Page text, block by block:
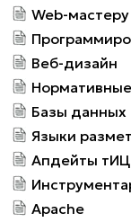
Web-мастеру
Веб-дизайн
Базы данных
Языки
Апдейты тИЦ
Apache